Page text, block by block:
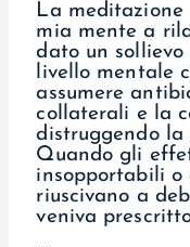
La
mia mente a
dato un
livello mentale
assumere
collaterali e la
distruggendo la
Quando gli
insopportabili
riuscivano a
veniva